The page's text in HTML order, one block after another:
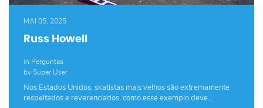
MAI 05, 2025
Russ Howell
in Perguntas
by Super User
Nos Estados Unidos, skatistas mais velhos são extremamente
respeitados e reverenciados, como esse exemplo deve…